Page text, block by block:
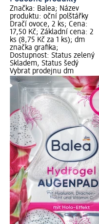
Značka: Balea; Název
produktu: oční polštářky
Dračí ovoce, 2 ks; Cena:
17,50 Kč; Základní cena: 2
ks (8,75 Kč za 1 ks); dm
značka grafika;
Dostupnost: Status zelený
Skladem, Status šedý
Vybrat prodejnu dm